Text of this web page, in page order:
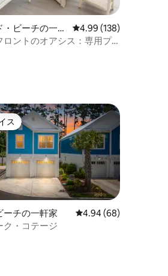
つ星の平均評価
ビーチの一軒
レビュー138件、5つ
4.99 (138)
ロントのオアシス：専用プ
ス
ス
ーチの一軒家 レビュー68件、5つ星
4.94 (68)
ク・コテージ